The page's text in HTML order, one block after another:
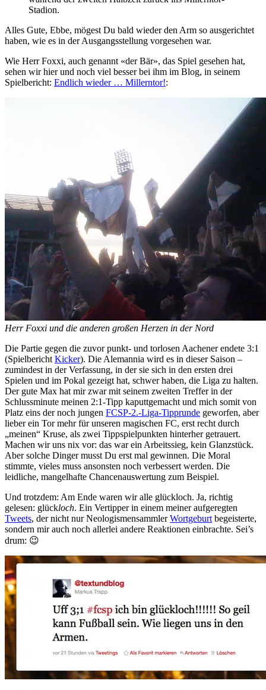
Stadion.
Alles Gute, Ebbe, mögest Du bald wieder den Arm so ausgerichtet
haben, wie es in der Ausgangsstellung vorgesehen war.
Wie Herr Foxxi, auch genannt «der Bär», das Spiel gesehen hat,
sehen wir hier und noch viel besser bei ihm im Blog, in seinem
Spielbericht: Endlich wieder … Millerntor!:
Herr Foxxi und die anderen großen Herzen in der Nord
Die Partie gegen die zuvor punkt- und torlosen Aachener endete 3:1
(Spielbericht Kicker). Die Alemannia wird es in dieser Saison –
zumindest in der Verfassung, in der sie sich in den ersten drei
Spielen und im Pokal gezeigt hat, schwer haben, die Liga zu halten.
Der gute Max hat mir zwar mit seinem zweiten Treffer in der
Schlussminute meinen 2:1-Tipp kaputtgemacht und mich somit von
Platz eins der noch jungen FCSP-2.-Liga-Tipprunde geworfen, aber
lieber ein Tor mehr für unseren magischen FC, erst recht durch
„meinen“ Kruse, als zwei Tippspielpunkten hinterher getrauert.
Machen wir uns nix vor: das war ein Arbeitssieg, kein Glanzstück.
Aber solche Dinger musst Du erst mal gewinnen. Die Moral
stimmte, vieles muss ansonsten noch verbessert werden. Die
leidliche, mangelhafte Chancenauswertung zum Beispiel.
Und trotzdem: Am Ende waren wir alle glückloch. Ja, richtig
gelesen: glückloch. Ein Vertipper in einem meiner aufgeregten
Tweets, der nicht nur NeologismensammlerWortgeburt begeisterte,
sondern mir auch noch allerlei andere Reaktionen einbrachte. Sei’s
drum: 😉